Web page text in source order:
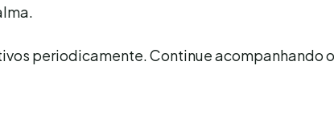
periodicamente. Continue acompanhando